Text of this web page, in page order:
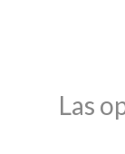
Las